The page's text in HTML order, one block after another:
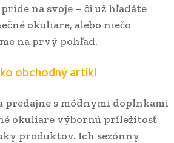
na svoje – či už hľadáte
okuliare, alebo niečo
na prvý pohľad.
obchodný artikl
predajne s módnymi doplnkami
okuliare výbornú príležitosť
produktov. Ich sezónny